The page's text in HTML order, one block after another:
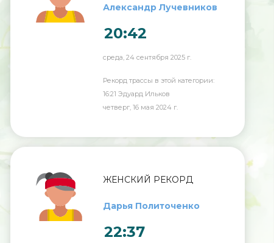
Александр Лучевников
20:42
среда, 24 сентября 2025 г.
Рекорд трассы в этой категории:
16:21 Эдуард Ильков
четверг, 16 мая 2024 г.
ЖЕНСКИЙ РЕКОРД
Дарья Политоченко
22:37